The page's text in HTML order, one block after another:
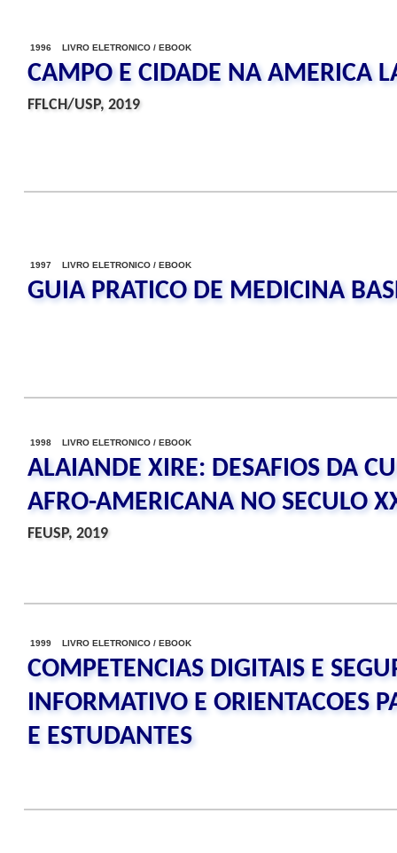
1996 LIVRO ELETRONICO / EBOOK
CAMPO E CIDADE NA AMERICA
FFLCH/USP, 2019
1997 LIVRO ELETRONICO / EBOOK
GUIA PRATICO DE MEDICINA
1998 LIVRO ELETRONICO / EBOOK
ALAIANDE XIRE: DESAFIOS DA
AFRO-AMERICANA NO SECULO
FEUSP, 2019
1999 LIVRO ELETRONICO / EBOOK
COMPETENCIAS DIGITAIS E
INFORMATIVO E ORIENTACOES
E ESTUDANTES